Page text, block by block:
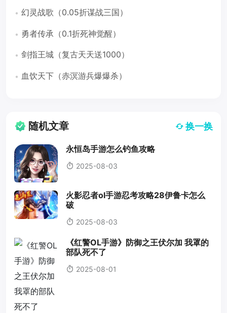
幻灵战歌（0.05折谋战三国）
勇者传承（0.1折死神觉醒）
剑指王城（复古天天送1000）
血饮天下（赤溟游兵爆爆杀）
随机文章 换一换
永恒岛手游怎么钓鱼攻略
2025-08-03
火影忍者ol手游忍考攻略28伊鲁卡怎么
破
2025-08-03
《红警OL手游》防御之王伏尔加 我罩的
部队死不了
2025-08-01